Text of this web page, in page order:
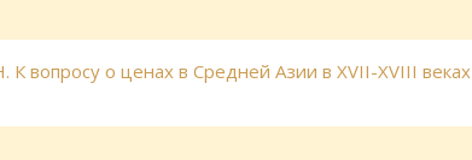
вопросу о ценах в Средней Азии в XVII-XVIII веках